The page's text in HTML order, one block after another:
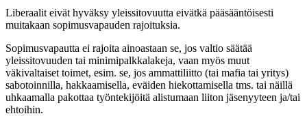
Liberaalit eivät hyväksy yleissitovuutta eivätkä pääsääntöisesti
muitakaan sopimusvapauden rajoituksia.
Sopimusvapautta ei rajoita ainoastaan se, jos valtio säätää
yleissitovuuden tai minimipalkkalakeja, vaan myös muut
väkivaltaiset toimet, esim. se, jos ammattiliitto (tai mafia tai yritys)
sabotoinnilla, hakkaamisella, eväiden hiekottamisella tms. tai näillä
uhkaamalla pakottaa työntekijöitä alistumaan liiton jäsenyyteen ja/tai
ehtoihin.